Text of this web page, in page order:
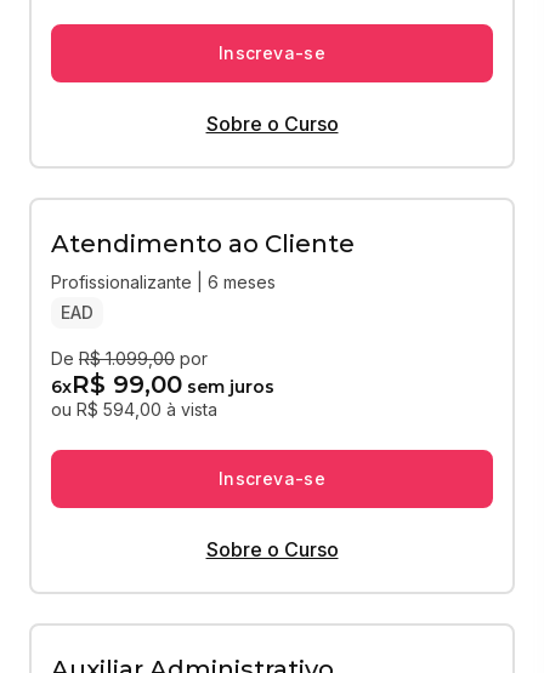
Inscreva-se
Sobre o Curso
Atendimento ao Cliente
Profissionalizante | 6 meses
EAD
De R$ 1.099,00 por
6xR$ 99,00 sem juros
ou R$ 594,00 à vista
Inscreva-se
Sobre o Curso